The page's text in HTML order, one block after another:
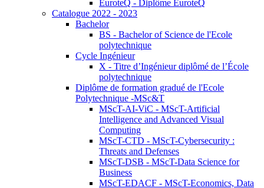
EuroteQ - Diplôme EuroteQ
Catalogue 2022 - 2023
Bachelor
BS - Bachelor of Science de l'Ecole
polytechnique
Cycle Ingénieur
X - Titre d’Ingénieur diplômé de l’École
polytechnique
Diplôme de formation gradué de l'Ecole
Polytechnique -MSc&T
MScT-AI-ViC - MScT-Artificial
Intelligence and Advanced Visual
Computing
MScT-CTD - MScT-Cybersecurity :
Threats and Defenses
MScT-DSB - MScT-Data Science for
Business
MScT-EDACF - MScT-Economics, Data